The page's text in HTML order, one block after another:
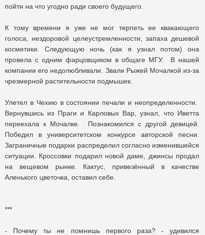
пойти на что угодно ради своего будущего.
К тому времени я уже не мог терпеть ее квакающего
голоса, нездоровой целеустремленности, запаха дешевой
косметики. Следующую ночь (как я узнал потом) она
провела с одним фарцовщиком в общаге МГУ. В нашей
компании его недолюбливали. Звали Рыжей Мочалкой из-за
чрезмерной растительности подмышек.
Улетел в Чехию в состоянии печали и неопределенности.
Вернувшись из Праги и Карловых Вар, узнал, что Иветта
переехала к Мочалке. Познакомился с другой девицей.
Победил в университетском конкурсе авторской песни.
Заграничные подарки распределил согласно изменившейся
ситуации. Кроссовки подарил новой даме, джинсы продал
на вещевом рынке. Кактус, привезённый в качестве
Аленького цветочка, оставил себе.
***
- Почему ты не помнишь первого раза? - удивился